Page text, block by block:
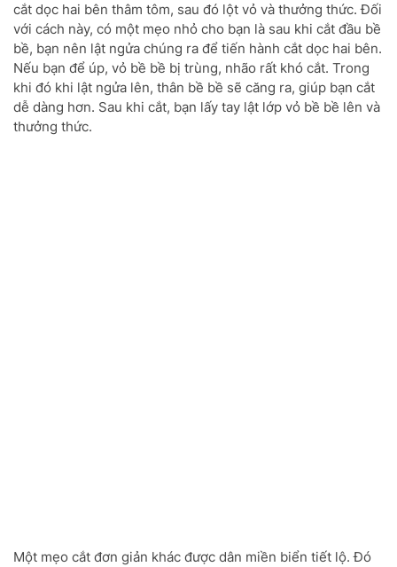
cắt dọc hai bên thâm tôm, sau đó lột vỏ và thưởng thức. Đối
với cách này, có một mẹo nhỏ cho bạn là sau khi cắt đầu bề
bề, bạn nên lật ngửa chúng ra để tiến hành cắt dọc hai bên.
Nếu bạn để úp, vỏ bề bề bị trùng, nhão rất khó cắt. Trong
khi đó khi lật ngửa lên, thân bề bề sẽ căng ra, giúp bạn cắt
dễ dàng hơn. Sau khi cắt, bạn lấy tay lật lớp vỏ bề bề lên và
thưởng thức.
Một mẹo cắt đơn giản khác được dân miền biển tiết lộ. Đó